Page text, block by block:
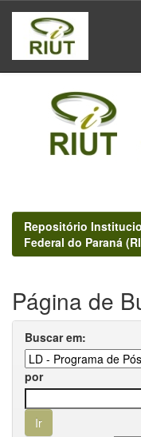
Skip
navigation
Repositório
Federal do Paraná
Página de
Buscar em:
por